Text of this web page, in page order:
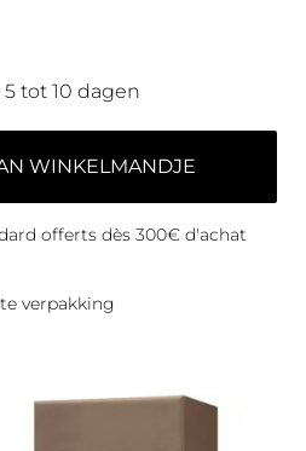
tot 10 dagen
WINKELMANDJE
offerts dès 300€ d'achat
verpakking